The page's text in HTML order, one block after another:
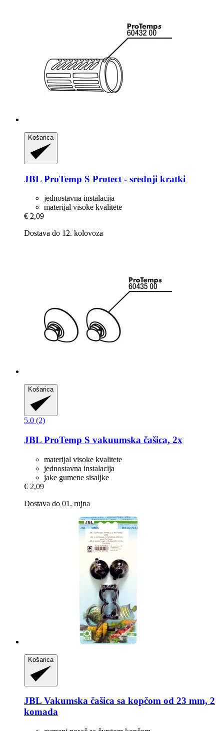
Košarica
JBL ProTemp S Protect -​ srednji kratki
jednostavna instalacija
materijal visoke kvalitete
€ 2,09
Dostava do 12. kolovoza
Košarica
5.0 (2)
JBL ProTemp S vakuumska čašica, 2x
materijal visoke kvalitete
jednostavna instalacija
jake gumene sisaljke
€ 2,09
Dostava do 01. rujna
Košarica
JBL Vakumska čašica sa kopčom od 23 mm, 2
komada